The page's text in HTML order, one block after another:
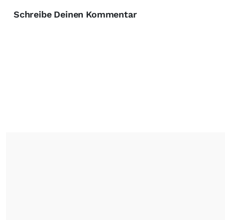
Schreibe Deinen Kommentar